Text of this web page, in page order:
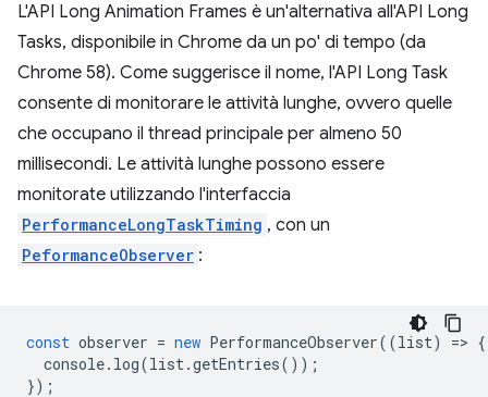
L'API Long Animation Frames è un'alternativa all'API Long
Tasks, disponibile in Chrome da un po' di tempo (da
Chrome 58). Come suggerisce il nome, l'API Long Task
consente di monitorare le attività lunghe, ovvero quelle
che occupano il thread principale per almeno 50
millisecondi. Le attività lunghe possono essere
monitorate utilizzando l'interfaccia
PerformanceLongTaskTiming , con un
PeformanceObserver :
const observer = new PerformanceObserver((list) => {
console. log(list.getEntries());
});